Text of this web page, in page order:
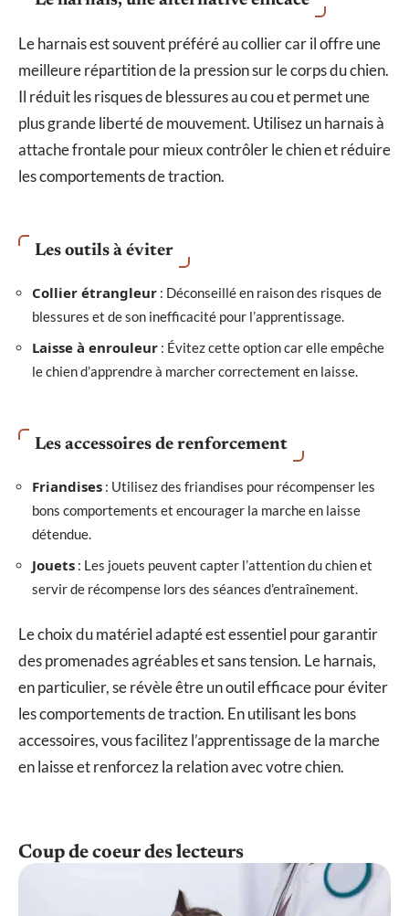
Le harnais est souvent préféré au collier car il offre une
meilleure répartition de la pression sur le corps du chien.
Il réduit les risques de blessures au cou et permet une
plus grande liberté de mouvement. Utilisez un harnais à
attache frontale pour mieux contrôler le chien et réduire
les comportements de traction.
Les outils à éviter
Collier étrangleur : Déconseillé en raison des risques de
blessures et de son inefficacité pour l’apprentissage.
Laisse à enrouleur : Évitez cette option car elle empêche
le chien d’apprendre à marcher correctement en laisse.
Les accessoires de renforcement
Friandises : Utilisez des friandises pour récompenser les
bons comportements et encourager la marche en laisse
détendue.
Jouets : Les jouets peuvent capter l’attention du chien et
servir de récompense lors des séances d’entraînement.
Le choix du matériel adapté est essentiel pour garantir
des promenades agréables et sans tension. Le harnais,
en particulier, se révèle être un outil efficace pour éviter
les comportements de traction. En utilisant les bons
accessoires, vous facilitez l’apprentissage de la marche
en laisse et renforcez la relation avec votre chien.
Coup de coeur des lecteurs